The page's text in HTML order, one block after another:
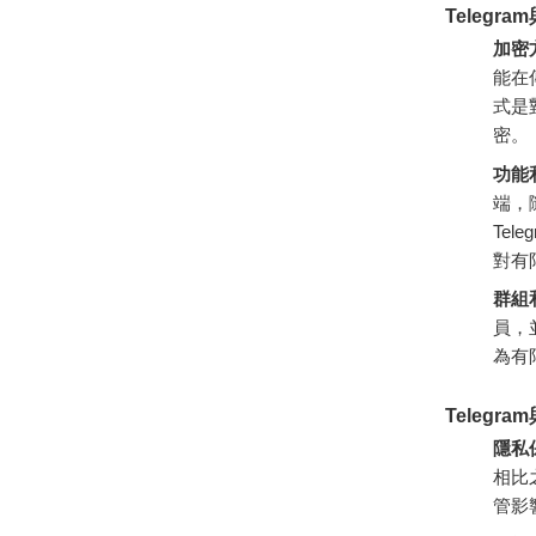
Telegram
加密
能在
式是
密。
功能
端，
對有
群組
員，
為有
Telegram
隱私
相比
管影